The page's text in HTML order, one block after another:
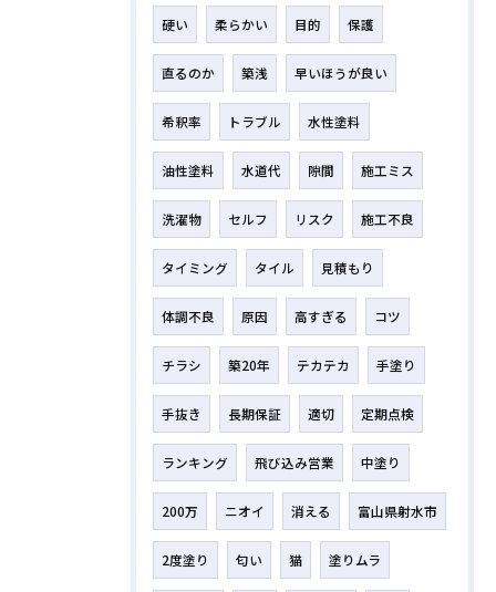
硬い 柔らかい 目的 保護
直るのか 築浅 早いほうが良い
希釈率 トラブル 水性塗料
油性塗料 水道代 隙間 施工ミス
洗濯物 セルフ リスク 施工不良
タイミング タイル 見積もり
体調不良 原因 高すぎる コツ
チラシ 築20年 テカテカ 手塗り
手抜き 長期保証 適切 定期点検
ランキング 飛び込み営業 中塗り
200万 ニオイ 消える 富山県射水市
2度塗り 匂い 猫 塗りムラ